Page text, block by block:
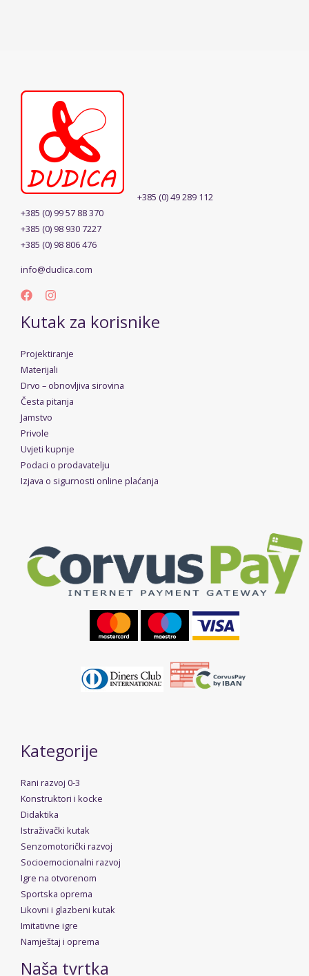
+385 (0) 49 289 112
+385 (0) 99 57 88 370
+385 (0) 98 930 7227
+385 (0) 98 806 476
info@dudica.com
Kutak za korisnike
Projektiranje
Materijali
Drvo – obnovljiva sirovina
Česta pitanja
Jamstvo
Privole
Uvjeti kupnje
Podaci o prodavatelju
Izjava o sigurnosti online plaćanja
Kategorije
Rani razvoj 0-3
Konstruktori i kocke
Didaktika
Istraživački kutak
Senzomotorički razvoj
Socioemocionalni razvoj
Igre na otvorenom
Sportska oprema
Likovni i glazbeni kutak
Imitativne igre
Namještaj i oprema
Naša tvrtka